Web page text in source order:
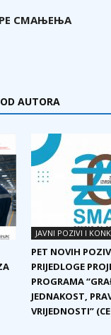
СМАЊЕЊА
AUTORA
JAVNI POZIVI I
PET NOVIH
PRIJEDLOGE
PROGRAMA
JEDNAKOST,
VRIJEDNOSTI”